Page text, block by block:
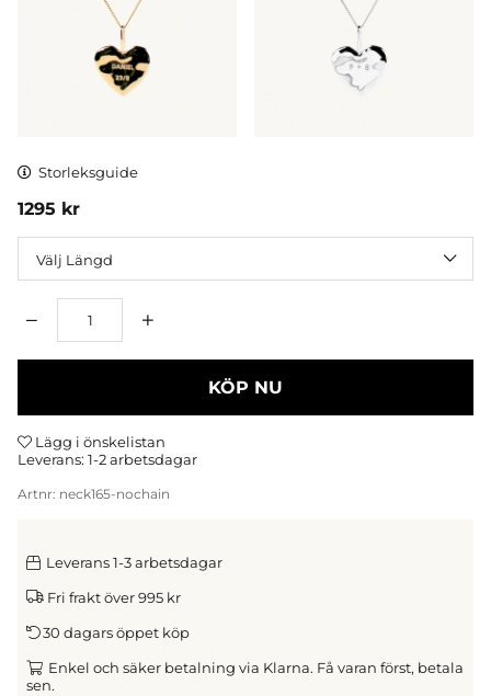
Storleksguide
1295 kr
KÖP NU
Lägg i önskelistan
Leverans: 1-2 arbetsdagar
Artnr: neck165-nochain
Leverans 1-3 arbetsdagar
Fri frakt över 995 kr
30 dagars öppet köp
Enkel och säker betalning via Klarna. Få varan först, betala
sen.